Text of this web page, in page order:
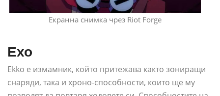
Екранна снимка чрез Riot Forge
Ехо
Ekko е измамник, който притежава както зониращи
снаряди, така и хроно-способности, които ще му